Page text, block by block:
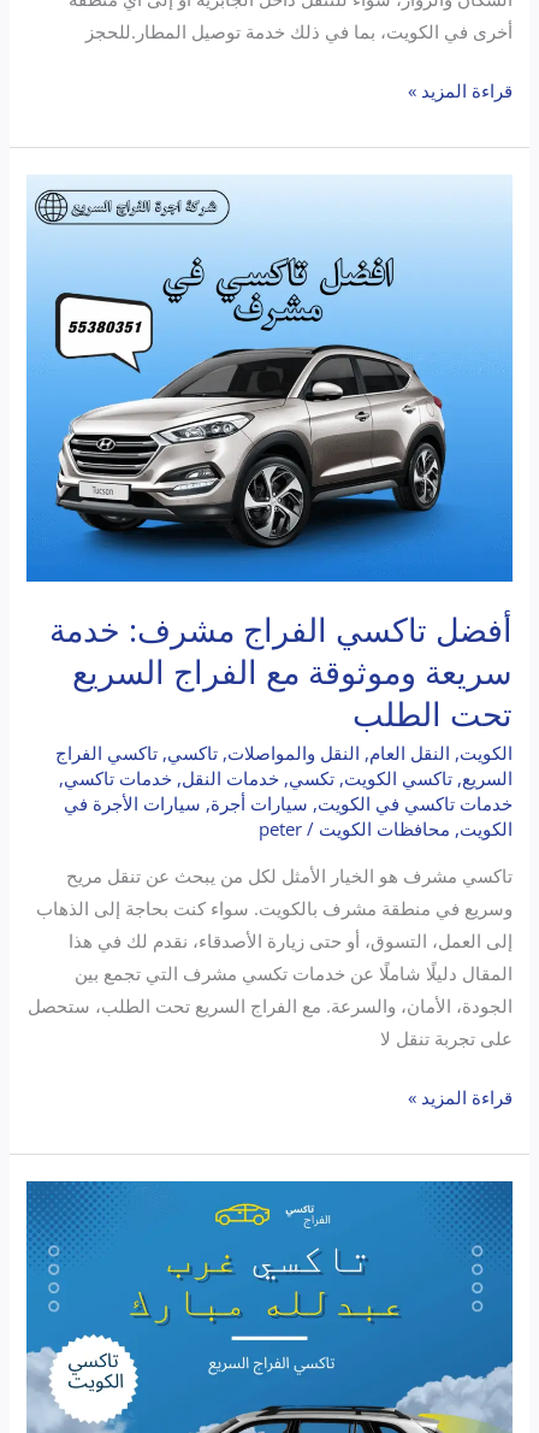
أخرى في الكويت، بما في ذلك خدمة توصيل المطار.للحجز
قراءة المزيد »
أفضل تاكسي الفراج مشرف: خدمة
سريعة وموثوقة مع الفراج السريع
تحت الطلب
الكويت, النقل العام, النقل والمواصلات,تاكسي,تاكسي الفراج
السريع,تاكسي الكويت,تكسي,خدمات النقل,خدمات تاكسي,
خدمات تاكسي في الكويت, سيارات أجرة, سيارات الأجرة في
الكويت, محافظات الكويت /
peter
تاكسي مشرف هو الخيار الأمثل لكل من يبحث عن تنقل مريح
وسريع في منطقة مشرف بالكويت. سواء كنت بحاجة إلى الذهاب
إلى العمل، التسوق، أو حتى زيارة الأصدقاء، نقدم لك في هذا
المقال دليلًا شاملًا عن خدمات تكسي مشرف التي تجمع بين
الجودة، الأمان، والسرعة. مع الفراج السريع تحت الطلب، ستحصل
على تجربة تنقل لا
قراءة المزيد »
تاكسي
غرب
عبدالله
مبارك:
الأمثل
لتنقلاتك
اليومية